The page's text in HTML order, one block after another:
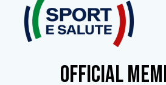
OFFICIAL